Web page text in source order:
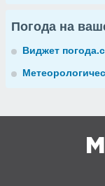
Погода на
Виджет